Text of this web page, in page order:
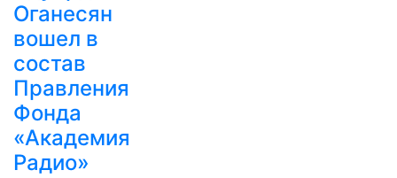
Оганесян
вошел в
состав
Правления
Фонда
«Академия
Радио»